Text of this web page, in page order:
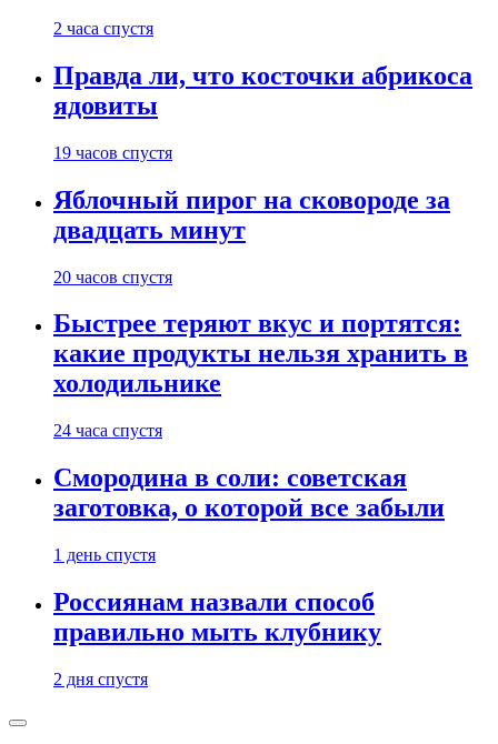
2 часа спустя
Правда ли, что косточки абрикоса
ядовиты
19 часов спустя
Яблочный пирог на сковороде за
двадцать минут
20 часов спустя
Быстрее теряют вкус и портятся:
какие продукты нельзя хранить в
холодильнике
24 часа спустя
Смородина в соли: советская
заготовка, о которой все забыли
1 день спустя
Россиянам назвали способ
правильно мыть клубнику
2 дня спустя